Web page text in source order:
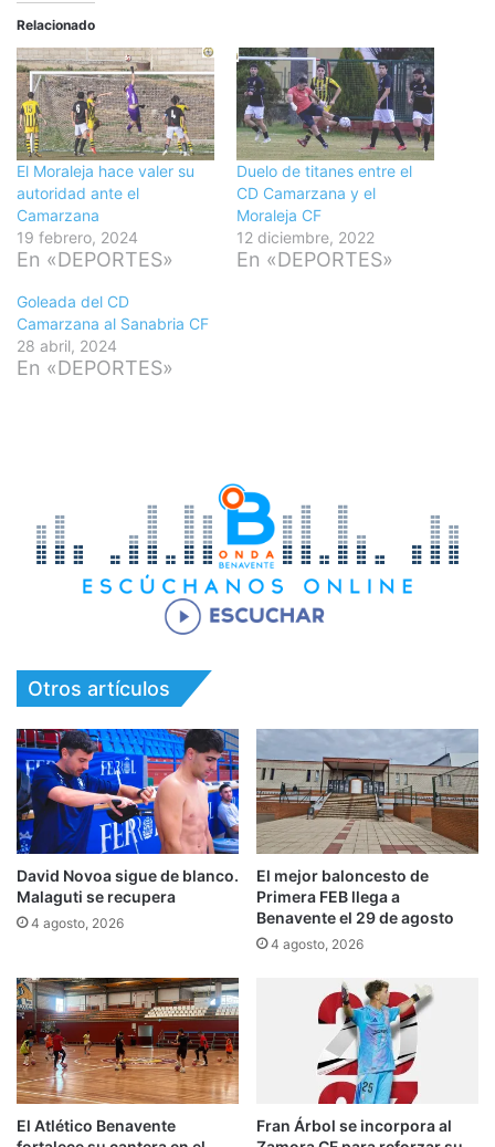
Relacionado
El Moraleja hace valer su
autoridad ante el
Camarzana
19 febrero, 2024
En «DEPORTES»
Duelo de titanes entre el
CD Camarzana y el
Moraleja CF
12 diciembre, 2022
En «DEPORTES»
Goleada del CD
Camarzana al Sanabria CF
28 abril, 2024
En «DEPORTES»
Otros artículos
David Novoa sigue de blanco.
Malaguti se recupera
4 agosto, 2026
El mejor baloncesto de
Primera FEB llega a
Benavente el 29 de agosto
4 agosto, 2026
El Atlético Benavente
Fran Árbol se incorpora al